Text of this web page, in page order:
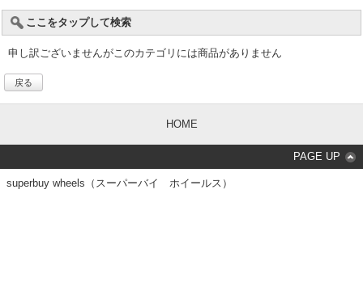
ここをタップして検索
申し訳ございませんがこのカテゴリには商品がありません
戻る
HOME
PAGE UP
superbuy wheels（スーパーバイ ホイールス）